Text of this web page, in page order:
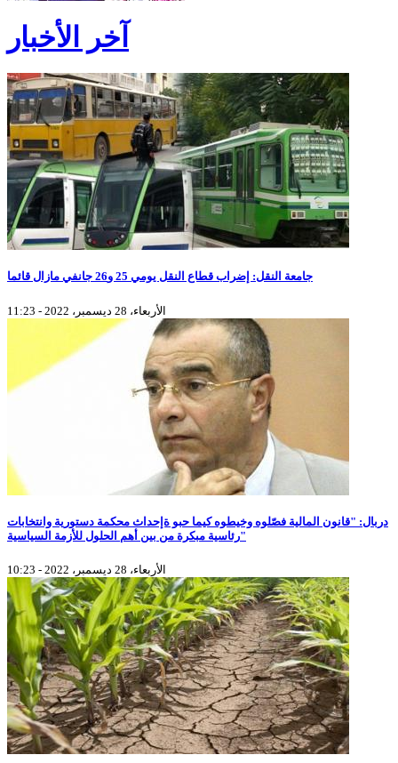
آخر الأخبار
جامعة النقل: إضراب قطاع النقل يومي 25 و26 جانفي مازال قائما
الأربعاء، 28 ديسمبر، 2022 - 11:23
دربال: "قانون المالية فصّلوه وخيطوه كيما حبو ةإحداث محكمة دستورية وانتخابات
رئاسية مبكرة من بين أهم الحلول للأزمة السياسية"
الأربعاء، 28 ديسمبر، 2022 - 10:23